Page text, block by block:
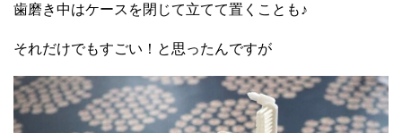
歯磨き中はケースを閉じて立てて置くことも♪
それだけでもすごい！と思ったんですが